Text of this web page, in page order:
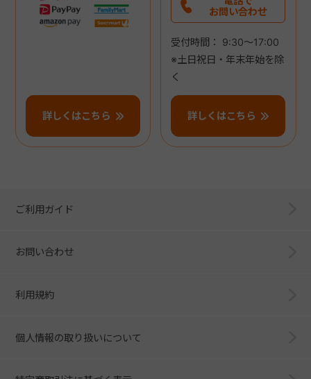
詳しくはこちら
お問い合わせ
受付時間： 9:30～17:00
※土日祝日・年末年始を除
く
詳しくはこちら
ご利用ガイド
お問い合わせ
利用規約
個人情報の取り扱いについて